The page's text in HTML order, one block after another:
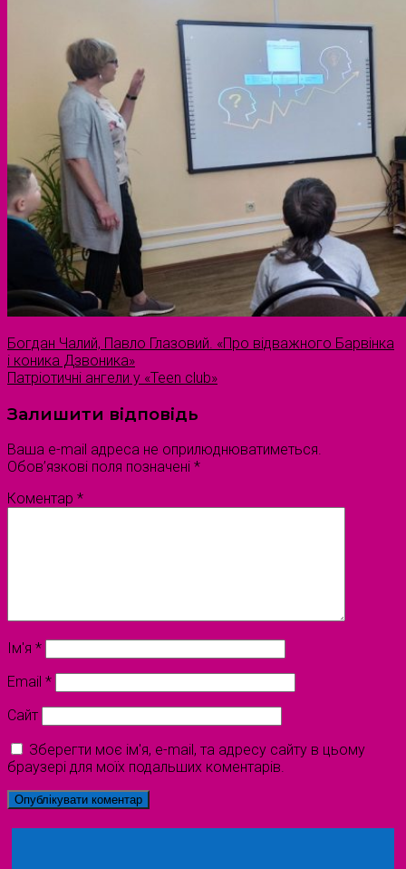
Богдан Чалий, Павло Глазовий. «Про відважного Барвінка
і коника Дзвоника»
Патріотичні ангели у «Teen club»
Залишити відповідь
Ваша e-mail адреса не оприлюднюватиметься.
Обов’язкові поля позначені *
Коментар *
Ім'я *
Email *
Сайт
Зберегти моє ім'я, e-mail, та адресу сайту в цьому
браузері для моїх подальших коментарів.